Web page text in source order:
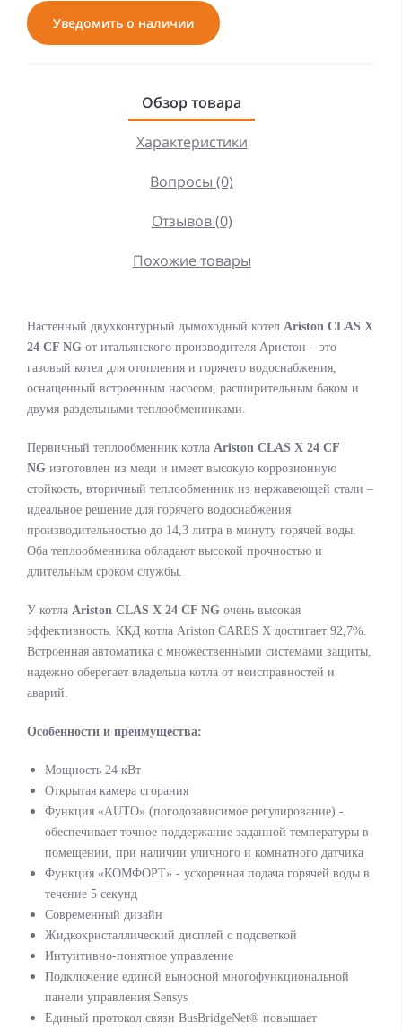
Уведомить о наличии
Обзор товара
Характеристики
Вопросы (0)
Отзывов (0)
Похожие товары
Настенный двухконтурный дымоходный котел Ariston CLAS X
24 CF NG от итальянского производителя Аристон – это
газовый котел для отопления и горячего водоснабжения,
оснащенный встроенным насосом, расширительным баком и
двумя раздельными теплообменниками.
Первичный теплообменник котла Ariston CLAS X 24 CF
NG изготовлен из меди и имеет высокую коррозионную
стойкость, вторичный теплообменник из нержавеющей стали –
идеальное решение для горячего водоснабжения
производительностью до 14,3 литра в минуту горячей воды.
Оба теплообменника обладают высокой прочностью и
длительным сроком службы.
У котла Ariston CLAS X 24 CF NG очень высокая
эффективность. ККД котла Ariston CARES X достигает 92,7%.
Встроенная автоматика с множественными системами защиты,
надежно оберегает владельца котла от неисправностей и
аварий.
Особенности и преимущества:
Мощность 24 кВт
Открытая камера сгорания
Функция «AUTO» (погодозависимое регулирование) -
обеспечивает точное поддержание заданной температуры в
помещении, при наличии уличного и комнатного датчика
Функция «КОМФОРТ» - ускоренная подача горячей воды в
течение 5 секунд
Современный дизайн
Жидкокристаллический дисплей с подсветкой
Интуитивно-понятное управление
Подключение единой выносной многофункциональной
панели управления Sensys
Единый протокол связи BusBridgeNet® повышает